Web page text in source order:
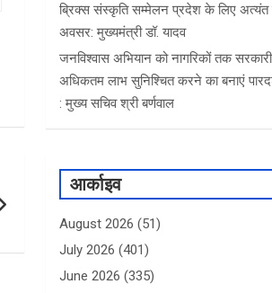
ब्रिक्स संस्कृति सम्मेलन प्रदेश के लिए अत्यंत
अवसर: मुख्यमंत्री डॉ. यादव
जनविश्वास अभियान को नागरिकों तक
अधिकतम लाभ सुनिश्चित करने का बनाएं
: मुख्य सचिव श्री बर्णवाल
आर्काइव
August 2026 (51)
July 2026 (401)
June 2026 (335)